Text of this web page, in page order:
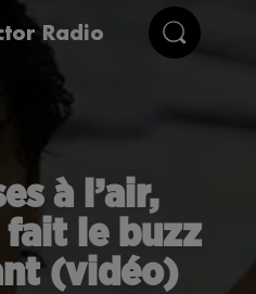
Radio
à l’air,
fait le buzz
(vidéo)